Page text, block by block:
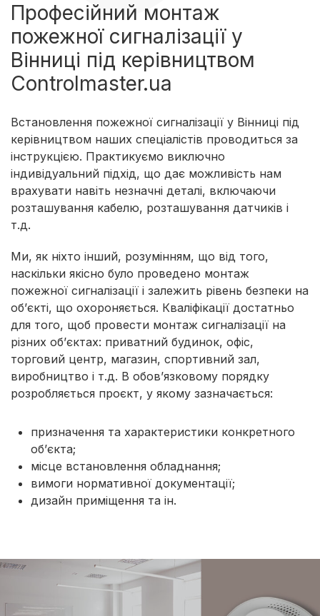
Професійний монтаж
пожежної сигналізації у
Вінниці під керівництвом
Controlmaster.ua
Встановлення пожежної сигналізації у Вінниці під
керівництвом наших спеціалістів проводиться за
інструкцією. Практикуємо виключно
індивідуальний підхід, що дає можливість нам
врахувати навіть незначні деталі, включаючи
розташування кабелю, розташування датчиків і
т.д.
Ми, як ніхто інший, розумінням, що від того,
наскільки якісно було проведено монтаж
пожежної сигналізації і залежить рівень безпеки на
об’єкті, що охороняється. Кваліфікації достатньо
для того, щоб провести монтаж сигналізації на
різних об’єктах: приватний будинок, офіс,
торговий центр, магазин, спортивний зал,
виробництво і т.д. В обов’язковому порядку
розробляється проєкт, у якому зазначається:
призначення та характеристики конкретного
об’єкта;
місце встановлення обладнання;
вимоги нормативної документації;
дизайн приміщення та ін.